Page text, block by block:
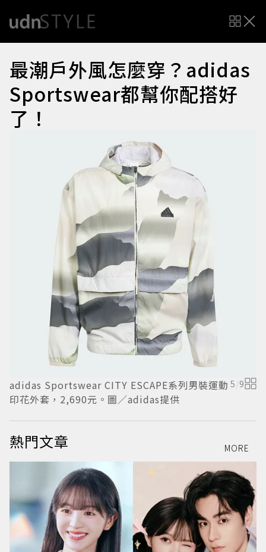
最潮戶外風怎麼穿？adidas
Sportswear都幫你配搭好
了！
adidas Sportswear CITY ESCAPE系列男裝運動
印花外套，2,690元。圖／adidas提供
5/9
熱門文章 MORE